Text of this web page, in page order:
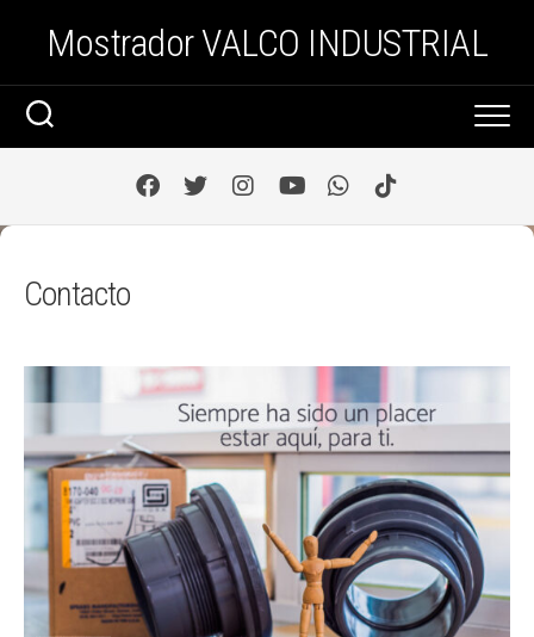
Mostrador VALCO INDUSTRIAL
Contacto